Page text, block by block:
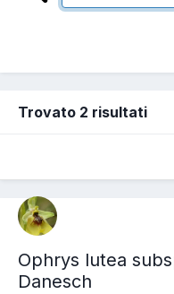
Trovato 2 risultati
Ophrys lutea
Danesch